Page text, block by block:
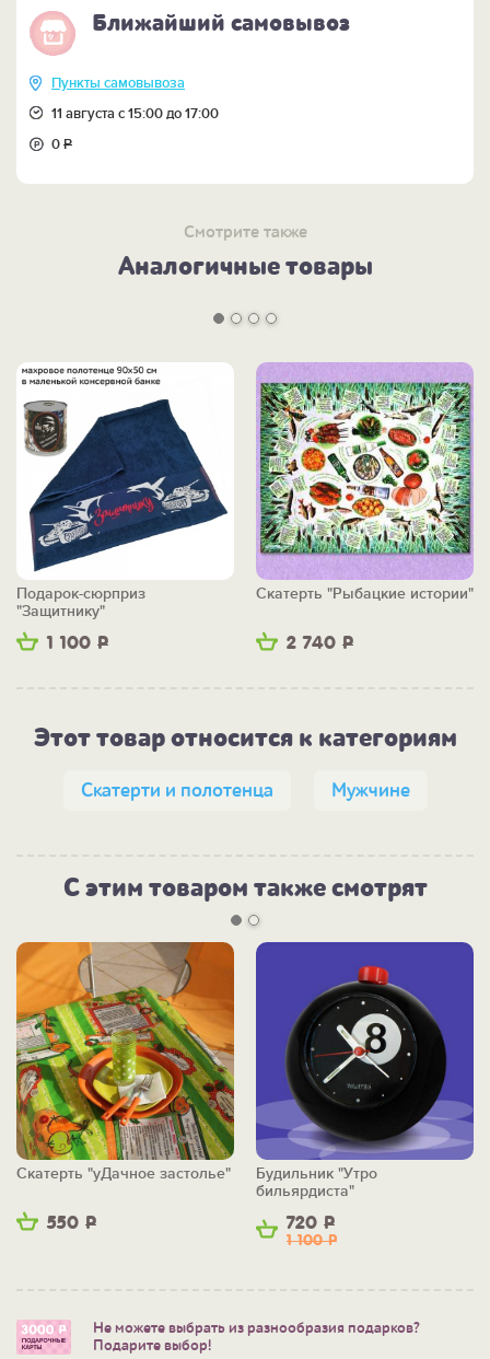
Ближайший самовывоз
Пункты самовывоза
11 августа с 15:00 до 17:00
0Р
Смотрите также
Аналогичные товары
1 100 Р
Подарок-сюрприз
"Защитнику"
2 740 Р
Скатерть "Рыбацкие истории"
Этот товар относится к категориям
Скатерти и полотенца Мужчине
С этим товаром также смотрят
550 Р
Скатерть "уДачное застолье"
720 Р
1 100Р
Будильник "Утро
бильярдиста"
Не можете выбрать из разнообразия подарков?
Подарите выбор!